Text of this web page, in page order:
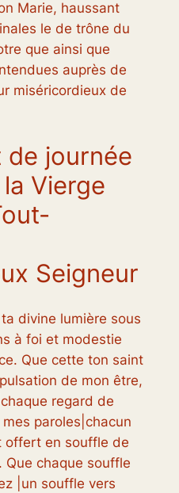
Marie, haussant
le de trône du
que ainsi que
auprès de
miséricordieux de
de journée
Vierge
Seigneur
divine lumière sous
à foi et modestie
Que cette ton saint
de mon être,
regard de
paroles|chacun
offert en souffle de
Que chaque souffle
|un souffle vers